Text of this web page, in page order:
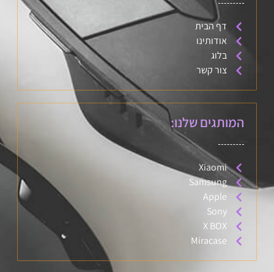
דף הבית
אודותינו
בלוג
צור קשר
המותגים שלנו:
Xiaomi
Samsung
Apple
Sony
X BOX
Miracase